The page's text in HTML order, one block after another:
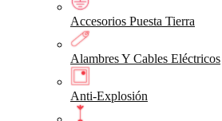
Accesorios Puesta Tierra
Alambres Y Cables Eléctricos
Anti-Explosión